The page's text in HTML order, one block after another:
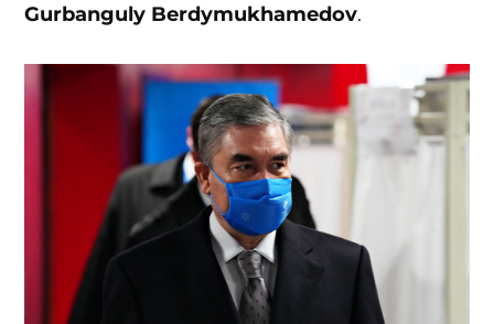
Gurbanguly Berdymukhamedov.